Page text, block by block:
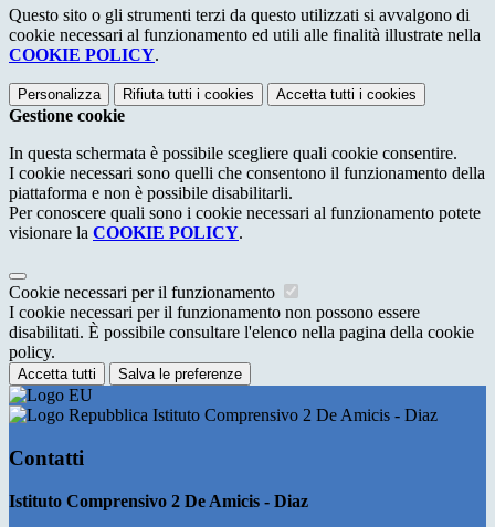
Questo sito o gli strumenti terzi da questo utilizzati si avvalgono di
cookie necessari al funzionamento ed utili alle finalità illustrate nella
COOKIE POLICY.
Personalizza Rifiuta tutti i cookies Accetta tutti i cookies
Gestione cookie
In questa schermata è possibile scegliere quali cookie consentire.
I cookie necessari sono quelli che consentono il funzionamento della
piattaforma e non è possibile disabilitarli.
Per conoscere quali sono i cookie necessari al funzionamento potete
visionare la COOKIE POLICY.
Cookie necessari per il funzionamento
I cookie necessari per il funzionamento non possono essere
disabilitati. È possibile consultare l'elenco nella pagina della cookie
policy.
Accetta tutti Salva le preferenze
Istituto Comprensivo 2 De Amicis - Diaz
Contatti
Istituto Comprensivo 2 De Amicis - Diaz